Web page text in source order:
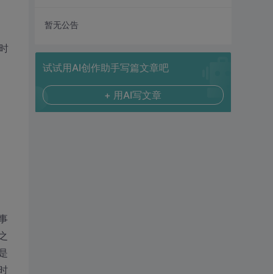
暂无公告
试试用AI创作助手写篇文章吧
+ 用AI写文章